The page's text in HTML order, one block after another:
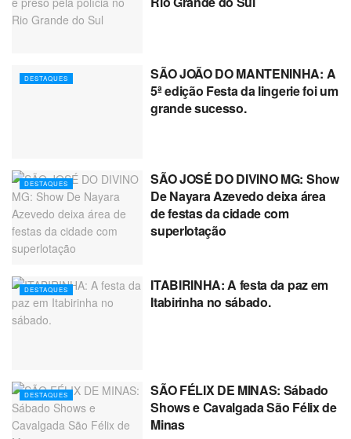
DESTAQUES
SÃO JOÃO DO MANTENINHA: A
5ª edição Festa da lingerie foi um
grande sucesso.
DESTAQUES
SÃO JOSÉ DO DIVINO MG: Show
De Nayara Azevedo deixa área
de festas da cidade com
superlotação
DESTAQUES
ITABIRINHA: A festa da paz em
Itabirinha no sábado.
DESTAQUES
SÃO FÉLIX DE MINAS: Sábado
Shows e Cavalgada São Félix de
Minas